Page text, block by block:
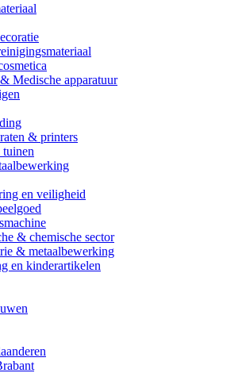
Medische apparatuur
& printers
en veiligheid
& chemische sector
& metaalbewerking
en kinderartikelen